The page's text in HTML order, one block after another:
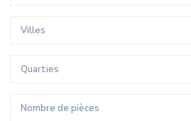
Villes
Quarties
Nombre de pièces